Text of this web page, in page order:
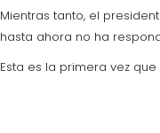
Mientras tanto, el
hasta ahora no ha
Esta es la primera vez